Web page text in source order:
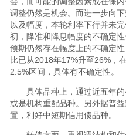
调整仍然是机会。而进一步向
以及幅度，本轮利率下行并未
初，降准和降息幅度的不确定
预期仍然存在幅度上的不确定
比已从2018年17%升至26%，
2.5%区间，具体有不确定性。
具体品种上，通过近五年
或是机构重配品种。另外据普
置，利好中短期信用债品种。